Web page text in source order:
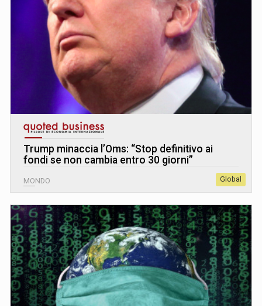
Trump minaccia l’Oms: “Stop definitivo ai
fondi se non cambia entro 30 giorni”
MONDO Global